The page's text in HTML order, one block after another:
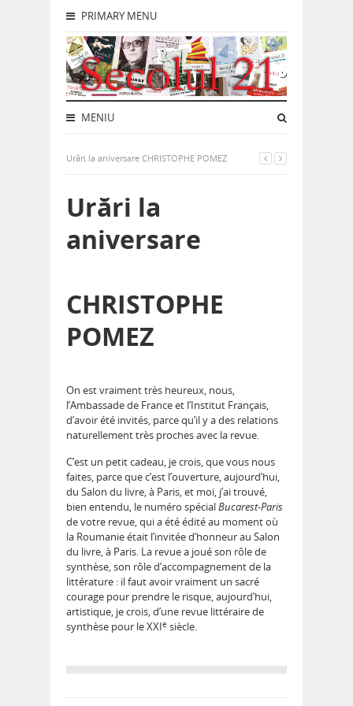
PRIMARY MENU
MENIU
Urări la aniversare CHRISTOPHE POMEZ
Urări la
aniversare
CHRISTOPHE
POMEZ
On est vraiment très heureux, nous,
l’Ambassade de France et l’Institut Français,
d’avoir été invités, parce qu’il y a des relations
naturellement très proches avec la revue.
C’est un petit cadeau, je crois, que vous nous
faites, parce que c’est l’ouverture, aujourd’hui,
du Salon du livre, à Paris, et moi, j’ai trouvé,
bien entendu, le numéro spécialBucarest‑Paris
de votre revue, qui a été édité au moment où
la Roumanie était l’invitée d’honneur au Salon
du livre, à Paris. La revue a joué son rôle de
synthèse, son rôle d’accompagnement de la
littérature : il faut avoir vraiment un sacré
courage pour prendre le risque, aujourd’hui,
artistique, je crois, d’une revue littéraire de
synthèse pour le XXIe siècle.